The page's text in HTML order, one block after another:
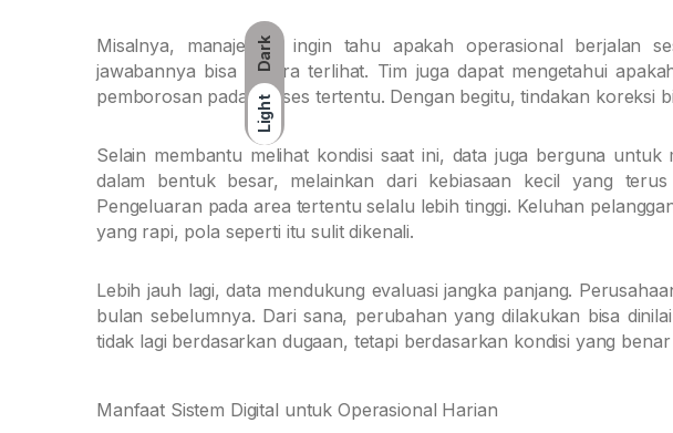
Dark
Light
Misalnya, manajemen ingin tahu apakah operasional berjalan
jawabannya bisa segera terlihat. Tim juga dapat mengetahui
pemborosan pada proses tertentu. Dengan begitu, tindakan koreksi
Selain membantu melihat kondisi saat ini, data juga berguna
dalam bentuk besar, melainkan dari kebiasaan kecil yang
Pengeluaran pada area tertentu selalu lebih tinggi. Keluhan
yang rapi, pola seperti itu sulit dikenali.
Lebih jauh lagi, data mendukung evaluasi jangka panjang.
bulan sebelumnya. Dari sana, perubahan yang dilakukan bisa
tidak lagi berdasarkan dugaan, tetapi berdasarkan kondisi yang
Manfaat Sistem Digital untuk Operasional Harian